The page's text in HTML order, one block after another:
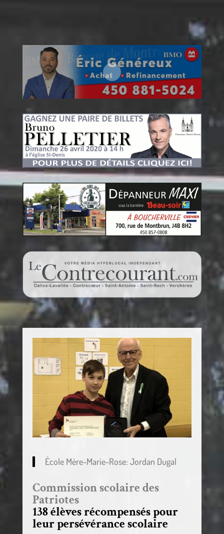
École Mère-Marie-Rose: Jordan Dugal
Commission scolaire des
Patriotes
138 élèves récompensés pour
leur persévérance scolaire